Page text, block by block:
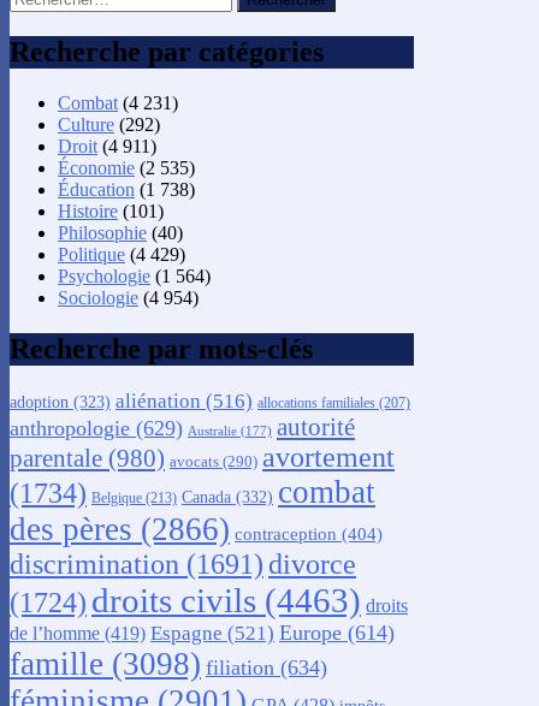
Recherche par catégories
Combat (4 231)
Culture (292)
Droit (4 911)
Économie (2 535)
Éducation (1 738)
Histoire (101)
Philosophie (40)
Politique (4 429)
Psychologie (1 564)
Sociologie (4 954)
Recherche par mots-clés
adoption (323) aliénation (516) allocations familiales (207)
anthropologie (629) Australie (177) autorité
parentale (980) avocats (290) avortement
(1734) Belgique (213) Canada (332) combat
des pères (2866) contraception (404)
discrimination (1691) divorce
(1724) droits civils (4463) droits
de l’homme (419) Espagne (521) Europe (614)
famille (3098) filiation (634)